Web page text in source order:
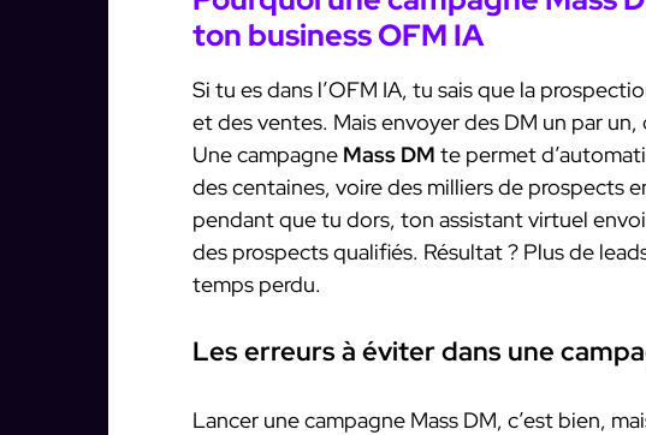
ton business OFM IA
Si tu es dans l’OFM IA, tu sais que la
et des ventes. Mais envoyer des DM un par
Une campagne Mass DM te permet
des centaines, voire des milliers de prospects
pendant que tu dors, ton assistant virtuel
des prospects qualifiés. Résultat ? Plus de
temps perdu.
Les erreurs à éviter dans une
Lancer une campagne Mass DM, c’est bien,